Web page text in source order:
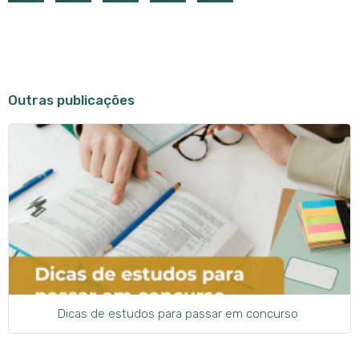
Outras publicações
Dicas de estudos para passar em concurso